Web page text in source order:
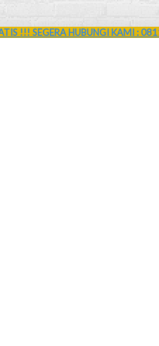
!!! SEGERA HUBUNGI KAMI :